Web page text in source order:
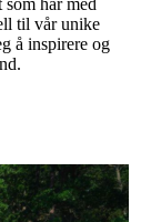
som har med
til vår unike
å inspirere og